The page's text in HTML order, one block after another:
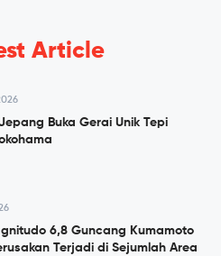
Article
Buka Gerai Unik Tepi
6,8 Guncang Kumamoto
Terjadi di Sejumlah Area